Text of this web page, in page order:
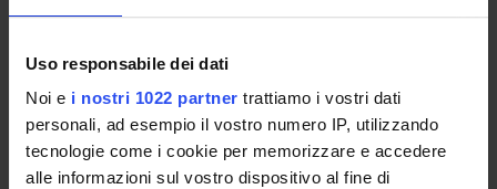
Uso responsabile dei dati
Noi e i nostri 1022 partner trattiamo i vostri dati
personali, ad esempio il vostro numero IP, utilizzando
tecnologie come i cookie per memorizzare e accedere
alle informazioni sul vostro dispositivo al fine di
UFFICI E STRUTTURE DI SERVIZIO
SERVIZI DI SEGRETERIA STUDENTI